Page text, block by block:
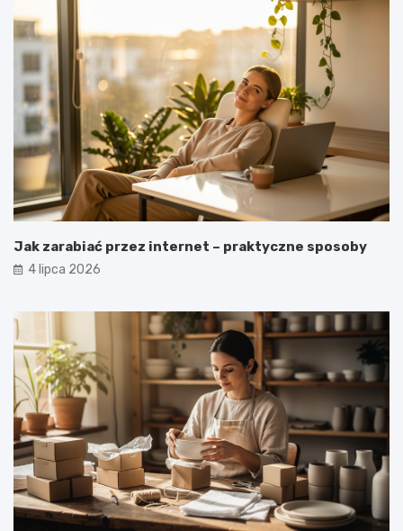
Jak zarabiać przez internet – praktyczne sposoby
4 lipca 2026